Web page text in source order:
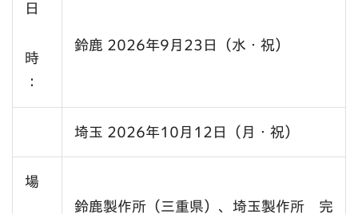
日
時
：
鈴鹿 2026年9月23日（水・祝）
埼玉 2026年10月12日（月・祝）
場
鈴鹿製作所（三重県）、埼玉製作所 完